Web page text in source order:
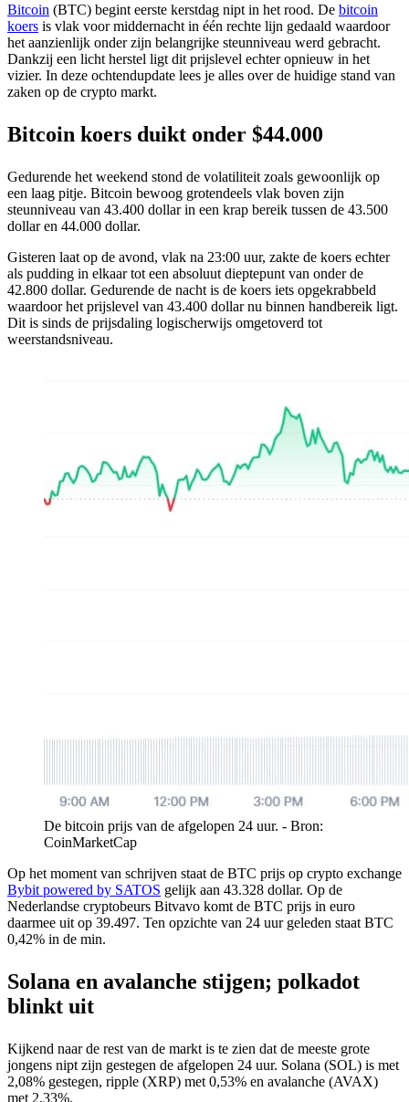
Bitcoin (BTC) begint eerste kerstdag nipt in het rood. De bitcoin
koers is vlak voor middernacht in één rechte lijn gedaald waardoor
het aanzienlijk onder zijn belangrijke steunniveau werd gebracht.
Dankzij een licht herstel ligt dit prijslevel echter opnieuw in het
vizier. In deze ochtendupdate lees je alles over de huidige stand van
zaken op de crypto markt.
Bitcoin koers duikt onder $44.000
Gedurende het weekend stond de volatiliteit zoals gewoonlijk op
een laag pitje. Bitcoin bewoog grotendeels vlak boven zijn
steunniveau van 43.400 dollar in een krap bereik tussen de 43.500
dollar en 44.000 dollar.
Gisteren laat op de avond, vlak na 23:00 uur, zakte de koers echter
als pudding in elkaar tot een absoluut dieptepunt van onder de
42.800 dollar. Gedurende de nacht is de koers iets opgekrabbeld
waardoor het prijslevel van 43.400 dollar nu binnen handbereik ligt.
Dit is sinds de prijsdaling logischerwijs omgetoverd tot
weerstandsniveau.
De bitcoin prijs van de afgelopen 24 uur. - Bron:
CoinMarketCap
Op het moment van schrijven staat de BTC prijs op crypto exchange
Bybit powered by SATOS gelijk aan 43.328 dollar. Op de
Nederlandse cryptobeurs Bitvavo komt de BTC prijs in euro
daarmee uit op 39.497. Ten opzichte van 24 uur geleden staat BTC
0,42% in de min.
Solana en avalanche stijgen; polkadot
blinkt uit
Kijkend naar de rest van de markt is te zien dat de meeste grote
jongens nipt zijn gestegen de afgelopen 24 uur. Solana (SOL) is met
2,08% gestegen, ripple (XRP) met 0,53% en avalanche (AVAX)
met 2,33%.